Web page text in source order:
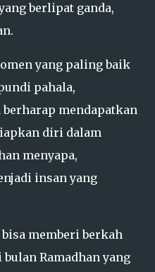
berlipat ganda,
yang paling baik
pahala,
mendapatkan
diri dalam
menyapa,
insan yang
memberi berkah
bulan Ramadhan yang